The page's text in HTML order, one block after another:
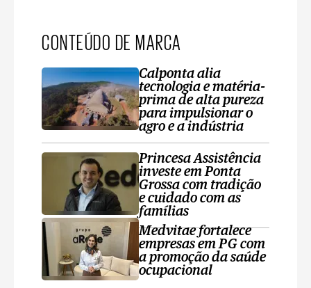
CONTEÚDO DE MARCA
Calponta alia
tecnologia e matéria-
prima de alta pureza
para impulsionar o
agro e a indústria
Princesa Assistência
investe em Ponta
Grossa com tradição
e cuidado com as
famílias
Medvitae fortalece
empresas em PG com
a promoção da saúde
ocupacional